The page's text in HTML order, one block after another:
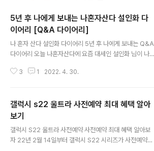
5년 후 나에게 보내는 나혼자산다 설인화 다
이어리 [Q&A 다이어리]
나 혼자 산다 설인화 다이어리 5년 후 나에게 보내는 Q&A
다이어리 오늘 나혼자산다에 요즘 대세인 설인화 님이 나
쁜 하루를 보내더라고요. 아침에 무인모텔에서 일어나는
하루를 꽉꽉 채워서 사용하더라고요. 그런 모습이 저랑 비
슷한 것 같았어요. 그리고 하루의 마지막을 다이어리를 작
성하면서 마무리 했는데 설인화 다이어리가 너무 특이해서
기억에 남았어요. 저도 매일 일기를 써야지 생각만 하고 있
는데 시도도 못하고 있었어요. 그런데 이 Q&A다이어리는
3 1 2022. 4. 30.
갤럭시 s22 울트라 사전예약 최대 혜택 알아
보기
갤럭시 S22 울트라 사전예약 사전예약 최대 혜택 알아보
자 22년 2월 14일부터 갤럭시 S22 시리즈가 사전예약을